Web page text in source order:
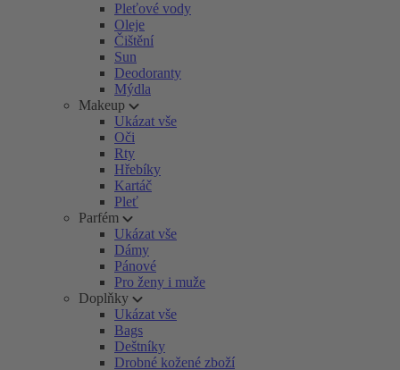
Pleťové vody
Oleje
Čištění
Sun
Deodoranty
Mýdla
Makeup
Ukázat vše
Oči
Rty
Hřebíky
Kartáč
Pleť
Parfém
Ukázat vše
Dámy
Pánové
Pro ženy i muže
Doplňky
Ukázat vše
Bags
Deštníky
Drobné kožené zboží